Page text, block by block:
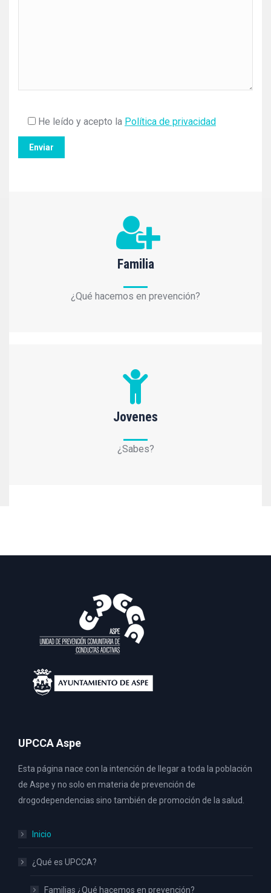
He leído y acepto la Política de privacidad
Familia
¿Qué hacemos en prevención?
Jovenes
¿Sabes?
UPCCA Aspe
Esta página nace con la intención de llegar a toda la población
de Aspe y no solo en materia de prevención de
drogodependencias sino también de promoción de la salud.
Inicio
¿Qué es UPCCA?
Familias ¿Qué hacemos en prevención?